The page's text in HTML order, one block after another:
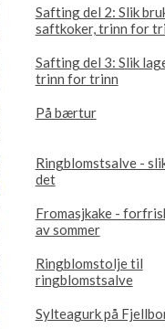
Safting del 2: Slik
saftkoker, trinn for
Safting del 3: Slik
trinn for trinn
På bærtur
Ringblomstsalve -
det
Fromasjkake -
av sommer
Ringblomstolje til
ringblomstsalve
Sylteagurk på